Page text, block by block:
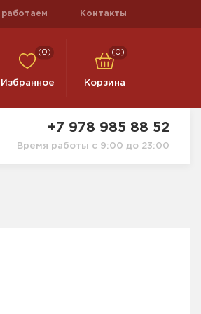
работаем Контакты
(0)
Избранное
(0)
Корзина
+7 978 985 88 52
Время работы с 9:00 до 23:00